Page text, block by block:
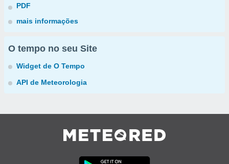
PDF
mais informações
O tempo no seu Site
Widget de O Tempo
API de Meteorologia